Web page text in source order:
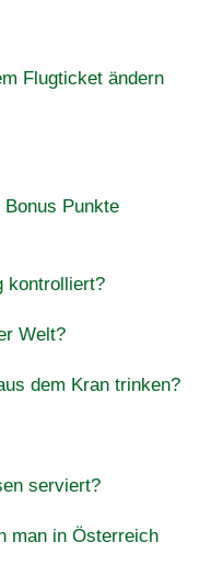
Flugticket ändern
Punkte
kontrolliert?
Welt?
dem Kran trinken?
serviert?
man in Österreich